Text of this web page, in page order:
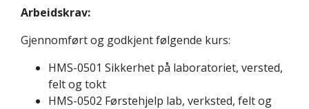
Arbeidskrav:
Gjennomført og godkjent følgende kurs:
HMS-0501 Sikkerhet på laboratoriet, versted,
felt og tokt
HMS-0502 Førstehjelp lab, verksted, felt og